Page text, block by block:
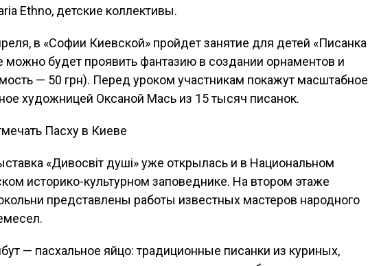
Ethno, детские коллективы.
в «Софии Киевской» пройдет занятие для детей «Писанка
можно будет проявить фантазию в создании орнаментов и
— 50 грн). Перед уроком участникам покажут масштабное
художницей Оксаной Мась из 15 тысяч писанок.
«Дивосвіт душі» уже открылась и в Национальном
историко-культурном заповеднике. На втором этаже
представлены работы известных мастеров народного
— пасхальное яйцо: традиционные писанки из куриных,